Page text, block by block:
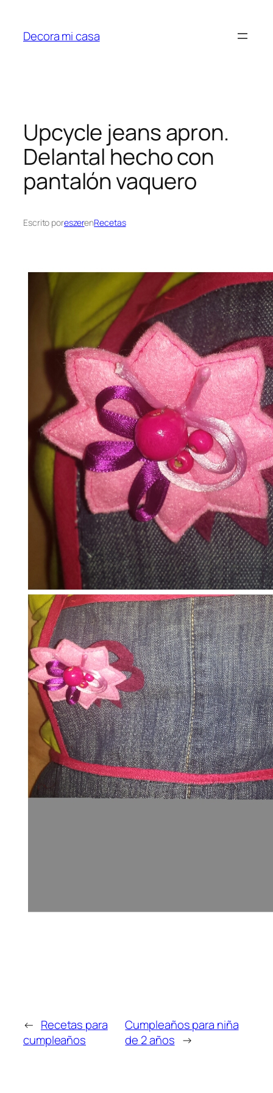
contenido
Decora mi casa
Upcycle jeans apron.
Delantal hecho con
pantalón vaquero
Escrito poreszerenRecetas
← Recetas para
cumpleaños
Cumpleaños para niña
de 2 años →